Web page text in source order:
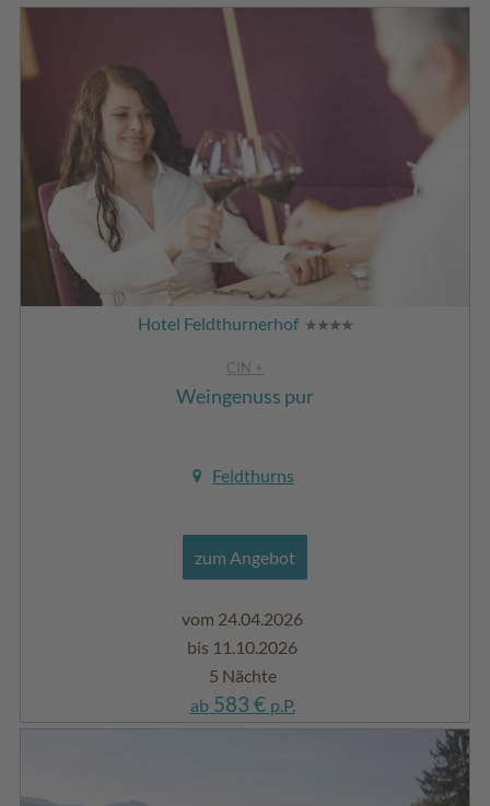
Hotel Feldthurnerhof
CIN +
Weingenuss pur
Feldthurns
zum Angebot
vom 24.04.2026
bis 11.10.2026
5 Nächte
ab583 € p.P.